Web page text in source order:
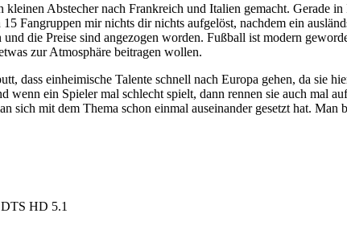
Abstecher nach Frankreich und Italien gemacht. Gerade
Fangruppen mir nichts dir nichts aufgelöst, nachdem ein
die Preise sind angezogen worden. Fußball ist modern
zur Atmosphäre beitragen wollen.
dass einheimische Talente schnell nach Europa gehen, da sie
wenn ein Spieler mal schlecht spielt, dann rennen sie auch mal
sich mit dem Thema schon einmal auseinander gesetzt hat.
HD 5.1